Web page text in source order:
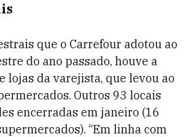
que o Carrefour adotou ao
do ano passado, houve a
lojas da varejista, que levou ao
Outros 93 locais
encerradas em janeiro (16
“Em linha com